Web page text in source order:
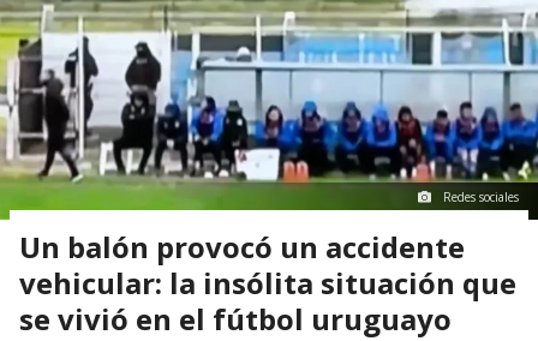
Redes sociales
Un balón provocó un accidente
vehicular: la insólita situación que
se vivió en el fútbol uruguayo